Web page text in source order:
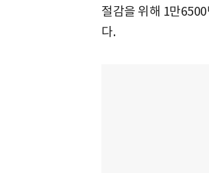
절감을 위해 1만
다.